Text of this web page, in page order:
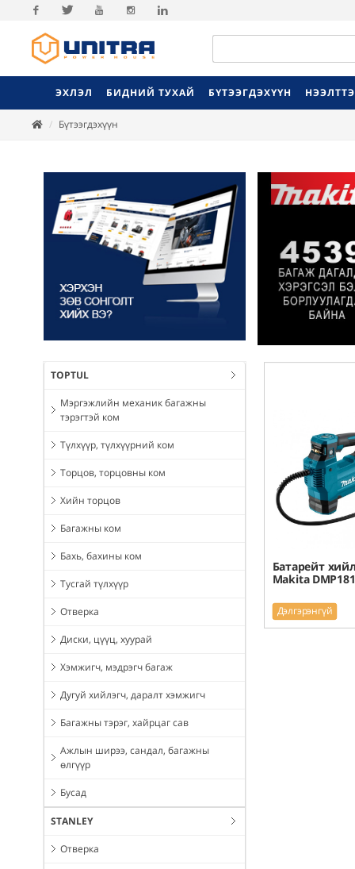
Facebook
ЭХЛЭЛ БИДНИЙ ТУХАЙ БҮТЭЭГДЭХҮҮН
Бүтээгдэхүүн
TOPTUL
Мэргэжлийн механик багажны
тэрэгтэй ком
Түлхүүр, түлхүүрний ком
Торцов, торцовны ком
Хийн торцов
Багажны ком
Бахь, бахины ком
Тусгай түлхүүр
Отверка
Диски, цүүц, хуурай
Хэмжигч, мэдрэгч багаж
Дугуй хийлэгч, даралт хэмжигч
Багажны тэрэг, хайрцаг сав
Ажлын ширээ, сандал, багажны
өлгүүр
Бусад
STANLEY
Отверка
Батарейт
Makita
Дэлгэрэнгүй